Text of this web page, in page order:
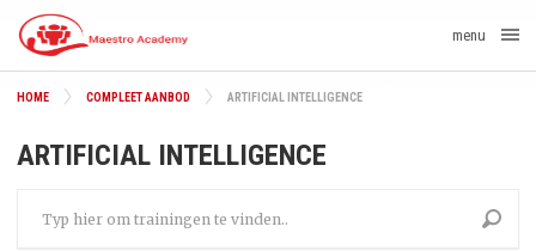
menu
HOME COMPLEET AANBOD ARTIFICIAL INTELLIGENCE
ARTIFICIAL INTELLIGENCE